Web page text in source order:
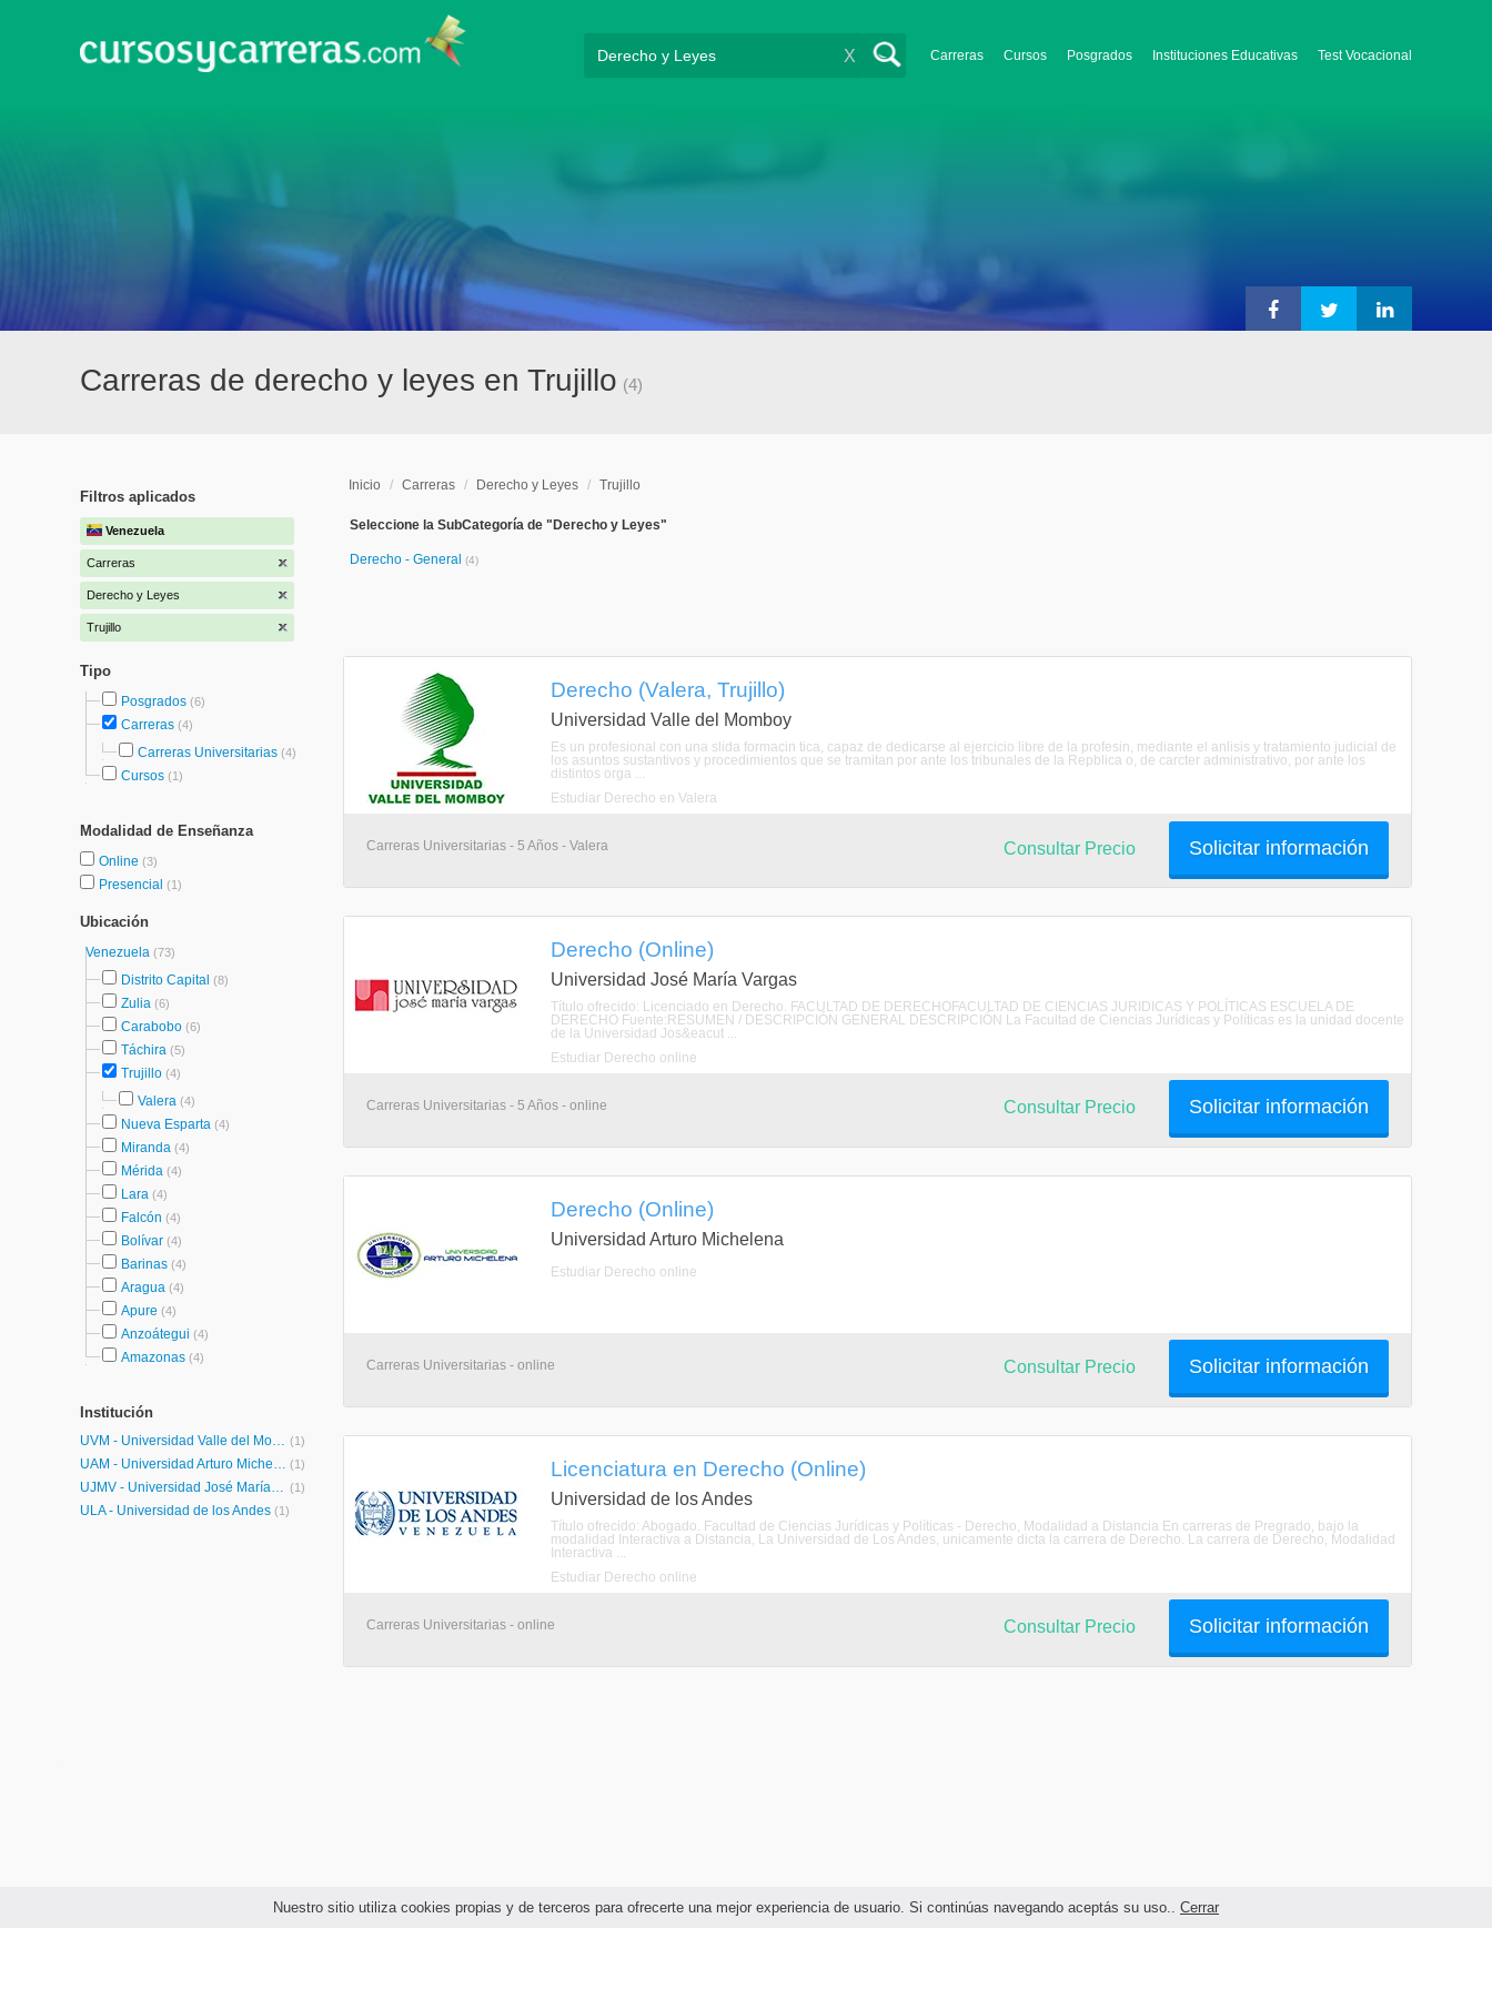
Nuestro sitio utiliza cookies propias y de terceros para ofrecerte una mejor experiencia de usuario. Si continúas navegando aceptás su uso.. Cerrar
Carreras Cursos Posgrados Instituciones Educativas Test Vocacional
X
Carreras de derecho y leyes en Trujillo (4)
Filtros aplicados
Venezuela
Carreras
Derecho y Leyes
Trujillo
Tipo
Posgrados (6)
Carreras (4)
Carreras Universitarias (4)
Cursos (1)
Modalidad de Enseñanza
Online (3)
Presencial (1)
Ubicación
Venezuela (73)
Distrito Capital (8)
Zulia (6)
Carabobo (6)
Táchira (5)
Trujillo (4)
Valera (4)
Nueva Esparta (4)
Miranda (4)
Mérida (4)
Lara (4)
Falcón (4)
Bolívar (4)
Barinas (4)
Aragua (4)
Apure (4)
Anzoátegui (4)
Amazonas (4)
Institución
UVM - Universidad Valle del Momboy (1)
UAM - Universidad Arturo Michelena (1)
UJMV - Universidad José María Vargas (1)
ULA - Universidad de los Andes (1)
Inicio / Carreras / Derecho y Leyes / Trujillo
Seleccione la SubCategoría de "Derecho y Leyes"
Derecho - General (4)
Derecho (Valera, Trujillo)
Universidad Valle del Momboy
Es un profesional con una slida formacin tica, capaz de dedicarse al ejercicio libre de la profesin, mediante el anlisis y tratamiento judicial de
los asuntos sustantivos y procedimientos que se tramitan por ante los tribunales de la Repblica o, de carcter administrativo, por ante los
distintos orga ...
Estudiar Derecho en Valera
Carreras Universitarias - 5 Años - Valera Solicitar información
Consultar Precio
Derecho (Online)
Universidad José María Vargas
Título ofrecido: Licenciado en Derecho. FACULTAD DE DERECHOFACULTAD DE CIENCIAS JURIDICAS Y POLÍTICAS ESCUELA DE
DERECHO Fuente:RESUMEN / DESCRIPCIÓN GENERAL DESCRIPCIÓN La Facultad de Ciencias Jurídicas y Políticas es la unidad docente
de la Universidad Jos&eacut ...
Estudiar Derecho online
Carreras Universitarias - 5 Años - online Solicitar información
Consultar Precio
Derecho (Online)
Universidad Arturo Michelena
Estudiar Derecho online
Carreras Universitarias - online Solicitar información
Consultar Precio
Licenciatura en Derecho (Online)
Universidad de los Andes
Título ofrecido: Abogado. Facultad de Ciencias Jurídicas y Políticas - Derecho, Modalidad a Distancia En carreras de Pregrado, bajo la
modalidad Interactiva a Distancia, La Universidad de Los Andes, unicamente dicta la carrera de Derecho. La carrera de Derecho, Modalidad
Interactiva ...
Estudiar Derecho online
Carreras Universitarias - online Solicitar información
Consultar Precio